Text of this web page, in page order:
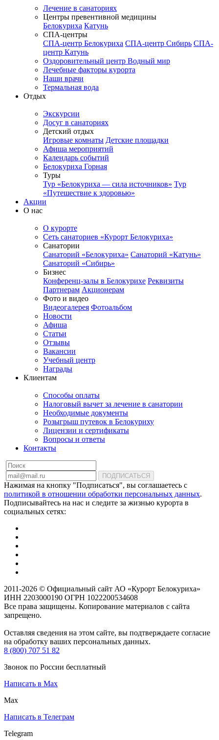
Лечение в санаториях
Центры превентивной медицины
Белокуриха Катунь
СПА-центры
СПА-центр Белокуриха СПА-центр Сибирь СПА-
центр Катунь
Оздоровительный центр Водный мир
Лечебные факторы курорта
Наши врачи
Термальная вода
Отдых
Экскурсии
Досуг в санаториях
Детский отдых
Игровые комнаты Детские площадки
Афиша мероприятий
Календарь событий
Белокуриха Горная
Туры
Тур «Белокуриха — сила источников» Тур
«Путешествие к здоровью»
Акции
О нас
О курорте
Сеть санаториев «Курорт Белокуриха»
Санатории
Санаторий «Белокуриха» Санаторий «Катунь»
Санаторий «Сибирь»
Бизнес
Конференц-залы в Белокурихе Реквизиты
Партнерам Акционерам
Фото и видео
Видеогалерея Фотоальбом
Новости
Афиша
Статьи
Отзывы
Вакансии
Учебный центр
Награды
Клиентам
Способы оплаты
Налоговый вычет за лечение в санатории
Необходимые документы
Розыгрыш путевок в Белокуриху
Лицензии и сертификаты
Вопросы и ответы
Контакты
ПОДПИСАТЬСЯ
Нажимая на кнопку "Подписаться", вы соглашаетесь с
политикой в отношении обработки персональных данных.
Подписывайтесь на нас и следите за жизнью курорта в
социальных сетях:
2011-2026 © Официальный сайт АО «Курорт Белокуриха»
ИНН 2203000190 ОГРН 1022200534608
Все права защищены. Копирование материалов с сайта
запрещено.
Оставляя сведения на этом сайте, вы подтверждаете согласие
на обработку ваших персональных данных.
8 (800) 707 51 82
Звонок по России бесплатный
Написать в Max
Max
Написать в Телеграм
Telegram